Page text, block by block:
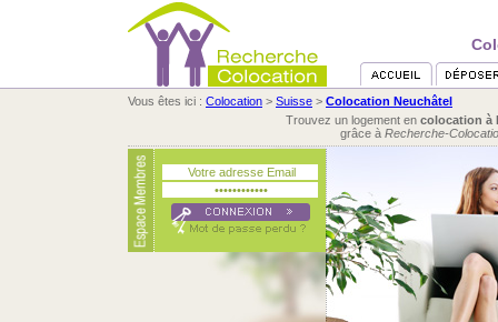
Vous êtes ici : Colocation > Suisse > Colocation Neuchâtel
Trouvez un logement en colocation à
grâce à Recherche-